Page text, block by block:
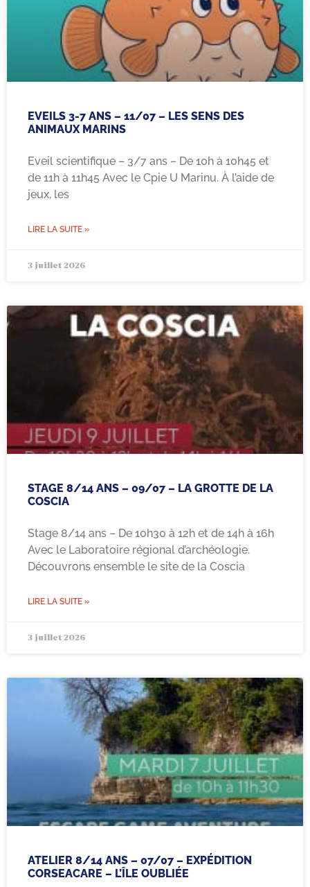
EVEILS 3-7 ANS – 11/07 – LES SENS DES
ANIMAUX MARINS
Eveil scientifique – 3/7 ans – De 10h à 10h45 et
de 11h à 11h45 Avec le Cpie U Marinu. À l’aide de
jeux, les
LIRE LA SUITE »
3 juillet 2026
STAGE 8/14 ANS – 09/07 – LA GROTTE DE LA
COSCIA
Stage 8/14 ans – De 10h30 à 12h et de 14h à 16h
Avec le Laboratoire régional d’archéologie.
Découvrons ensemble le site de la Coscia
LIRE LA SUITE »
3 juillet 2026
ATELIER 8/14 ANS – 07/07 – EXPÉDITION
CORSEACARE – L’ÎLE OUBLIÉE